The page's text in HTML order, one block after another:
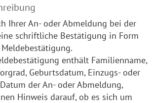
Ihrer An- oder Abmeldung bei der
schriftliche Bestätigung in Form
enthält Familienname,
Geburtsdatum, Einzugs- oder
der An- oder Abmeldung,
Hinweis darauf, ob es sich um